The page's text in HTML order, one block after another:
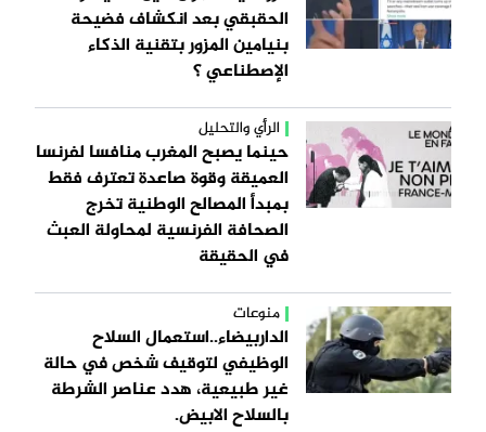
الحقبقي بعد انكشاف فضيحة
بنيامين المزور بتقنية الذكاء
الإصطناعي ؟
الرأي والتحليل
حينما يصبح المغرب منافسا لفرنسا
العميقة وقوة صاعدة تعترف فقط
بمبدأ المصالح الوطنية تخرج
الصحافة الفرنسية لمحاولة العبث
في الحقيقة
منوعات
الداربيضاء..استعمال السلاح
الوظيفي لتوقيف شخص في حالة
غير طبيعية، هدد عناصر الشرطة
بالسلاح الابيض.